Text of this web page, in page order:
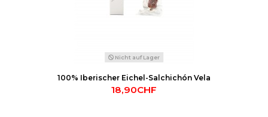
Nicht auf Lager
100% Iberischer Eichel-Salchichón Vela
18,90CHF